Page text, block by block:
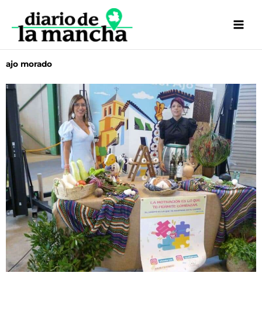
contenido
ajo morado